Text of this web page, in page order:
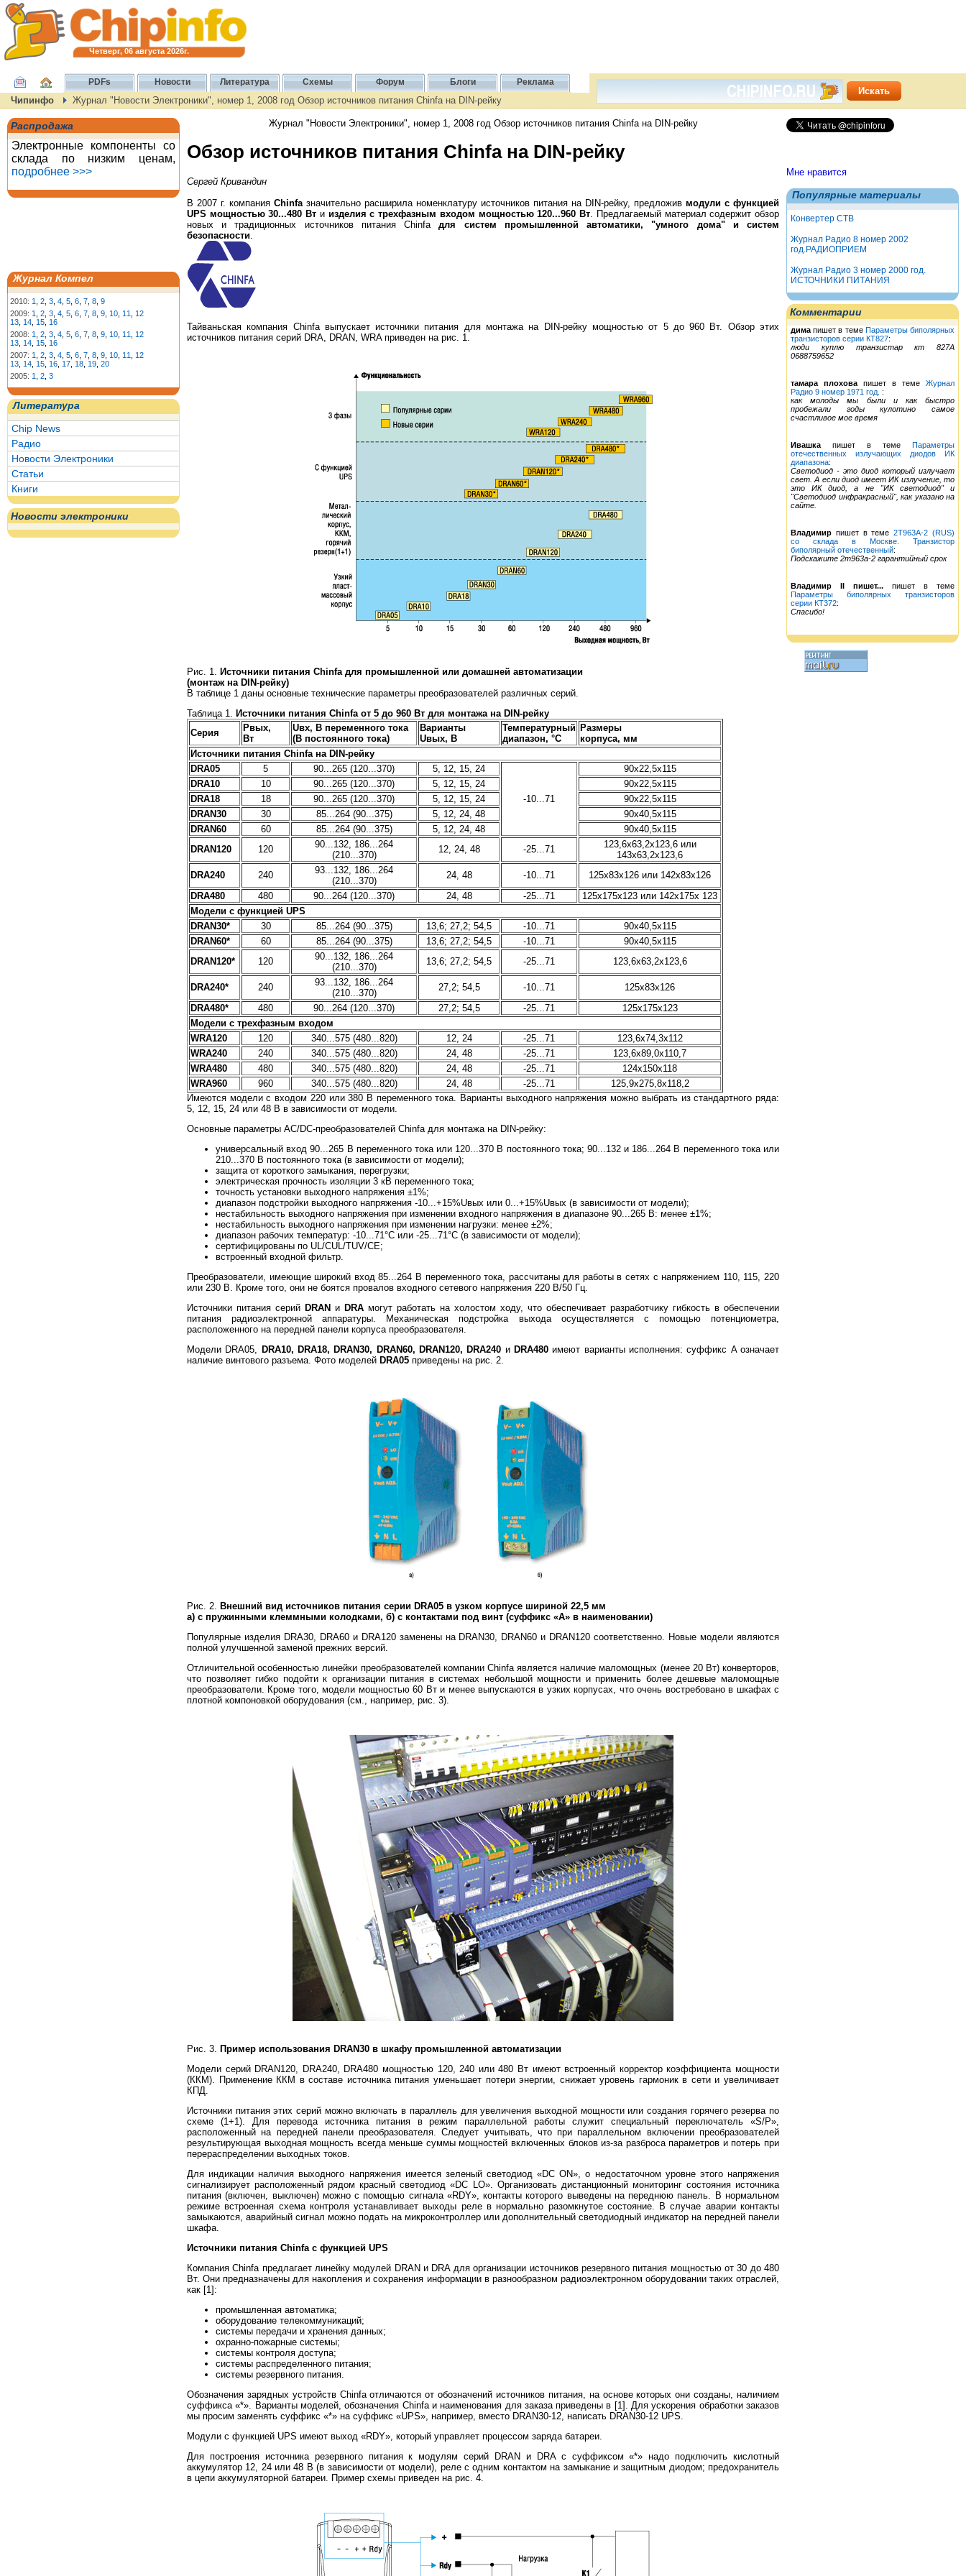
Четверг, 06 августа 2026г.
PDFs Новости Литература Схемы Форум Блоги Реклама
Чипинфо Журнал "Новости Электроники", номер 1, 2008 год Обзор источников питания Chinfa на DIN-рейку
Распродажа
Электронные компоненты со
склада по низким ценам,
подробнее >>>
Журнал Компел
2010: 1 2 3 4 5 6 7 8 9
2009: 1 2 3 4 5 6 7 8 9 10 11
12
13 14 15 16
2008: 1 2 3 4 5 6 7 8 9 10 11
12
13 14 15 16
2007: 1 2 3 4 5 6 7 8 9 10 11
12
13 14 15 16 17 18 19 20
2005: 1 2 3
Литература
Chip News
Радио
Новости Электроники
Статьи
Книги
Новости электроники
Мне нравится
Популярные материалы
Конвертер СТВ
Журнал Радио 8 номер 2002
год.РАДИОПРИЕМ
Журнал Радио 3 номер 2000 год.
ИСТОЧНИКИ ПИТАНИЯ
Комментарии
дима пишет в теме Параметры биполярных
транзисторов серии КТ827:
люди куплю транзистар кт 827А
0688759652
тамара плохова пишет в теме Журнал
Радио 9 номер 1971 год. :
как молоды мы были и как быстро
пробежали годы кулотино самое
счастливое мое время
Ивашка пишет в теме Параметры
отечественных излучающих диодов ИК
диапазона:
Светодиод - это диод который излучает
свет. А если диод имеет ИК излучение, то
это ИК диод, а не "ИК светодиод" и
"Светодиод инфракрасный", как указано на
сайте.
Владимир пишет в теме2Т963А-2 (RUS)
со склада в Москве. Транзистор
биполярный отечественный:
Подскажите 2т963а-2 гарантийный срок
Владимир II пишет... пишет в теме
Параметры биполярных транзисторов
серии КТ372:
Спасибо!
Журнал "Новости Электроники", номер 1, 2008 год Обзор источников питания Chinfa на DIN-рейку
Обзор источников питания Chinfa на DIN-рейку
Сергей Кривандин
В 2007 г. компания Chinfa значительно расширила номенклатуру источников питания на DIN-рейку, предложив модули с функцией
UPS мощностью 30...480 Вт и изделия с трехфазным входом мощностью 120...960 Вт . Предлагаемый материал содержит обзор
новых и традиционных источников питания Chinfaдля систем промышленной автоматики, "умного дома" и систем
безопасности
Тайваньская компания Chinfa выпускает источники питания для монтажа на DIN-рейку мощностью от 5 до 960 Вт. Обзор этих
источников питания серий DRA, DRAN, WRA приведен на рис. 1.
Рис. 1.
Источники питания Chinfa для промышленной или домашней автоматизации
(монтаж на DIN-рейку)
В таблице 1 даны основные технические параметры преобразователей различных серий.
Таблица 1.
Источники питания Chinfa от 5 до 960 Вт для монтажа на DIN-рейку
Серия
Pвых,
Вт
Uвх, В переменного тока
(В постоянного тока)
Варианты
Uвых, В
Температурный
диапазон, °C
Размеры
корпуса, мм
Источники питания Chinfa на DIN-рейку
DRA05
5 90...265 (120...370) 5, 12, 15, 24
-10...71
90x22,5x115
DRA10
10 90...265 (120...370) 5, 12, 15, 24
90x22,5x115
DRA18
18 90...265 (120...370) 5, 12, 15, 24
90x22,5x115
DRAN30
30 85...264 (90...375) 5, 12, 24, 48
90x40,5x115
DRAN60
60 85...264 (90...375) 5, 12, 24, 48
90x40,5x115
DRAN120
120
90...132, 186...264
(210...370)
12, 24, 48 -25...71
123,6x63,2x123,6 или
143x63,2x123,6
DRA240
240
93...132, 186...264
(210...370)
24, 48 -10...71
125x83x126 или 142x83x126
DRA480
480 90...264 (120...370) 24, 48 -25...71
125x175x123 или 142x175x 123
Модели с функцией UPS
DRAN30*
30 85...264 (90...375) 13,6; 27,2; 54,5 -10...71
90x40,5x115
DRAN60*
60 85...264 (90...375) 13,6; 27,2; 54,5 -10...71
90x40,5x115
DRAN120*
120
90...132, 186...264
(210...370)
13,6; 27,2; 54,5 -25...71 123,6x63,2x123,6
DRA240* 240
93...132, 186...264
(210...370)
27,2; 54,5 -10...71
125x83x126
DRA480*
480 90...264 (120...370) 27,2; 54,5 -25...71
125x175x123
Модели с трехфазным входом
WRA120
120 340...575 (480...820) 12, 24 -25...71
123,6х74,3х112
WRA240
240 340...575 (480...820) 24, 48 -25...71
123,6х89,0х110,7
WRA480
480 340...575 (480...820) 24, 48 -25...71
124х150х118
WRA960
960 340...575 (480...820) 24, 48 -25...71
125,9х275,8х118,2
Имеются модели с входом 220 или 380 В переменного тока. Варианты выходного напряжения можно выбрать из стандартного ряда:
5, 12, 15, 24 или 48 В в зависимости от модели.
Основные параметры AC/DC-преобразователей Chinfa для монтажа на DIN-рейку:
универсальный вход 90...265 В переменного тока или 120...370 В постоянного тока; 90...132 и 186...264 В переменного тока или
210...370 В постоянного тока (в зависимости от модели);
защита от короткого замыкания, перегрузки;
электрическая прочность изоляции 3 кВ переменного тока;
точность установки выходного напряжения ±1%;
диапазон подстройки выходного напряжения -10...+15%Uвых или 0...+15%Uвых (в зависимости от модели);
нестабильность выходного напряжения при изменении входного напряжения в диапазоне 90...265 В: менее ±1%;
нестабильность выходного напряжения при изменении нагрузки: менее ±2%;
диапазон рабочих температур: -10...71°C или -25...71°C (в зависимости от модели);
сертифицированы по UL/CUL/TUV/CE;
встроенный входной фильтр.
Преобразователи, имеющие широкий вход 85...264 В переменного тока, рассчитаны для работы в сетях с напряжением 110, 115, 220
или 230 В. Кроме того, они не боятся провалов входного сетевого напряжения 220 В/50 Гц.
Источники питания серий DRAN и DRA могут работать на холостом ходу, что обеспечивает разработчику гибкость в обеспечении
питания радиоэлектронной аппаратуры. Механическая подстройка выхода осуществляется с помощью потенциометра,
расположенного на передней панели корпуса преобразователя.
Модели DRA05,
DRA10, DRA18, DRAN30, DRAN60, DRAN120, DRA240 и DRA480 имеют варианты исполнения: суффикс A означает
наличие винтового разъема. Фото моделей DRA05 приведены на рис. 2.
Рис. 2.
Внешний вид источников питания серии DRA05 в узком корпусе шириной 22,5 мм
а) с пружинными клеммными колодками, б) с контактами под винт (суффикс «A» в наименовании)
Популярные изделия DRA30, DRA60 и DRA120 заменены на DRAN30, DRAN60 и DRAN120 соответственно. Новые модели являются
полной улучшенной заменой прежних версий.
Отличительной особенностью линейки преобразователей компании Chinfa является наличие маломощных (менее 20 Вт) конверторов,
что позволяет гибко подойти к организации питания в системах небольшой мощности и применить более дешевые маломощные
преобразователи. Кроме того, модели мощностью 60 Вт и менее выпускаются в узких корпусах, что очень востребовано в шкафах с
плотной компоновкой оборудования (см., например, рис. 3).
Рис. 3.
Пример использования DRAN30 в шкафу промышленной автоматизации
Модели серий DRAN120, DRA240, DRA480 мощностью 120, 240 или 480 Вт имеют встроенный корректор коэффициента мощности
(ККМ). Применение ККМ в составе источника питания уменьшает потери энергии, снижает уровень гармоник в сети и увеличивает
КПД.
Источники питания этих серий можно включать в параллель для увеличения выходной мощности или создания горячего резерва по
схеме (1+1). Для перевода источника питания в режим параллельной работы служит специальный переключатель «S/P»,
расположенный на передней панели преобразователя. Следует учитывать, что при параллельном включении преобразователей
результирующая выходная мощность всегда меньше суммы мощностей включенных блоков из-за разброса параметров и потерь при
перераспределении выходных токов.
Для индикации наличия выходного напряжения имеется зеленый светодиод «DC ON», о недостаточном уровне этого напряжения
сигнализирует расположенный рядом красный светодиод «DC LO». Организовать дистанционный мониторинг состояния источника
питания (включен, выключен) можно с помощью сигнала «RDY», контакты которого выведены на переднюю панель. В нормальном
режиме встроенная схема контроля устанавливает выходы реле в нормально разомкнутое состояние. В случае аварии контакты
замыкаются, аварийный сигнал можно подать на микроконтроллер или дополнительный светодиодный индикатор на передней панели
шкафа.
Источники питания Chinfa с функцией UPS
Компания Chinfa предлагает линейку модулей DRAN и DRA для организации источников резервного питания мощностью от 30 до 480
Вт. Они предназначены для накопления и сохранения информации в разнообразном радиоэлектронном оборудовании таких отраслей,
как [1]:
промышленная автоматика;
оборудование телекоммуникаций;
системы передачи и хранения данных;
охранно-пожарные системы;
системы контроля доступа;
системы распределенного питания;
системы резервного питания.
Обозначения зарядных устройств Chinfa отличаются от обозначений источников питания, на основе которых они созданы, наличием
суффикса «*». Варианты моделей, обозначения Chinfa и наименования для заказа приведены в [1]. Для ускорения обработки заказов
мы просим заменять суффикс «*» на суффикс «UPS», например, вместо DRAN30-12, написать DRAN30-12 UPS.
Модули с функцией UPS имеют выход «RDY», который управляет процессом заряда батареи.
Для построения источника резервного питания к модулям серий DRAN и DRA с суффиксом «*» надо подключить кислотный
аккумулятор 12, 24 или 48 В (в зависимости от модели), реле с одним контактом на замыкание и защитным диодом; предохранитель
в цепи аккумуляторной батареи. Пример схемы приведен на рис. 4.